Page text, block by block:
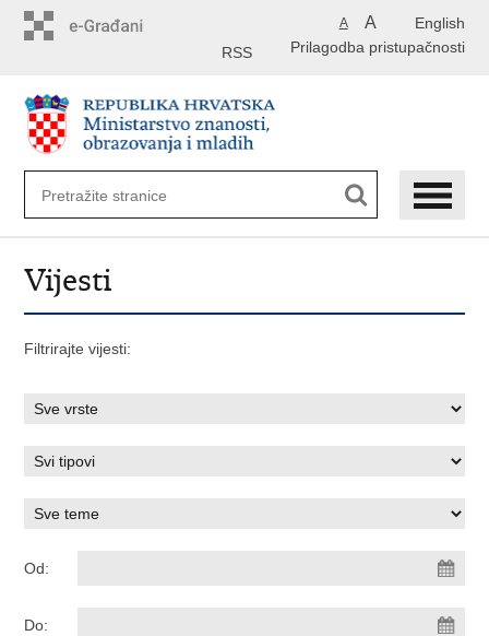
English
A A
Prilagodba pristupačnosti
RSS
Vijesti
Filtrirajte vijesti:
Od:
Do: